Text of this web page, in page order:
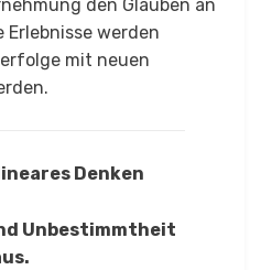
den Glauben an
Erlebnisse werden
mit neuen
Denken
Unbestimmtheit